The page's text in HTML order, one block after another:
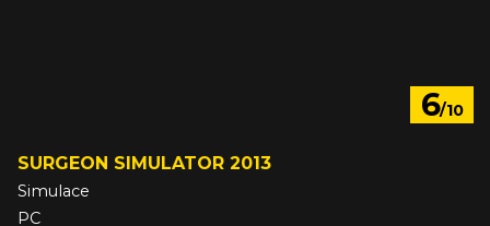
6/10
SURGEON SIMULATOR 2013
Simulace
PC